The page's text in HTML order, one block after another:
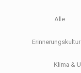
Alle
Erinnerungskultur
Klima &